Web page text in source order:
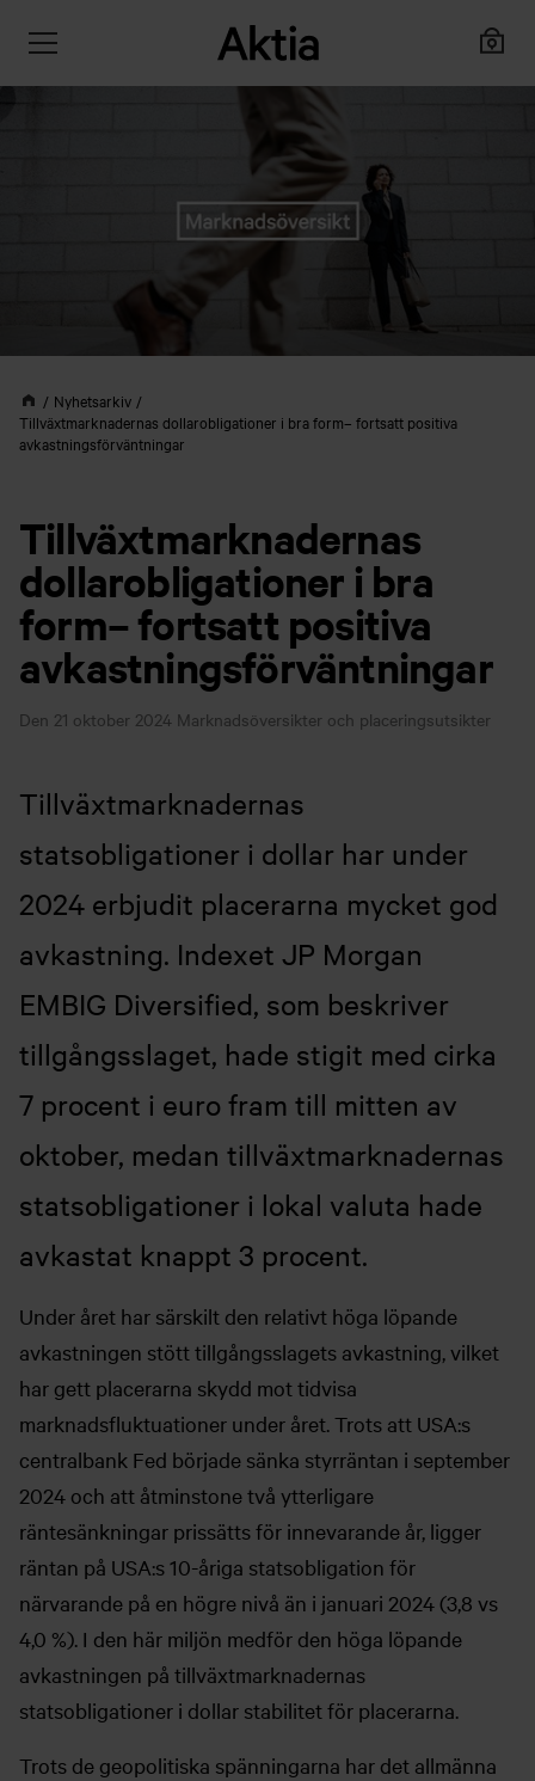
Nyhetsarkiv
Tillväxtmarknadernas dollarobligationer i bra form– fortsatt positiva
avkastningsförväntningar
Tillväxtmarknadernas
dollarobligationer i bra
form– fortsatt positiva
avkastningsförväntningar
Den 21 oktober 2024 Marknadsöversikter och placeringsutsikter
Tillväxtmarknadernas
statsobligationer i dollar har under
2024 erbjudit placerarna mycket god
avkastning. Indexet JP Morgan
EMBIG Diversified, som beskriver
tillgångsslaget, hade stigit med cirka
7 procent i euro fram till mitten av
oktober, medan tillväxtmarknadernas
statsobligationer i lokal valuta hade
avkastat knappt 3 procent.
Under året har särskilt den relativt höga löpande
avkastningen stött tillgångsslagets avkastning, vilket
har gett placerarna skydd mot tidvisa
marknadsfluktuationer under året. Trots att USA:s
centralbank Fed började sänka styrräntan i september
2024 och att åtminstone två ytterligare
räntesänkningar prissätts för innevarande år, ligger
räntan på USA:s 10-åriga statsobligation för
närvarande på en högre nivå än i januari 2024 (3,8 vs
4,0 %). I den här miljön medför den höga löpande
avkastningen på tillväxtmarknadernas
statsobligationer i dollar stabilitet för placerarna.
Trots de geopolitiska spänningarna har det allmänna